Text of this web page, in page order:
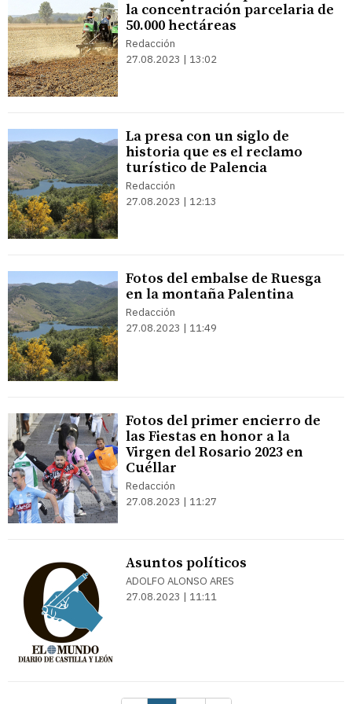
la concentración parcelaria de
50.000 hectáreas
Redacción
27.08.2023 | 13:02
La presa con un siglo de
historia que es el reclamo
turístico de Palencia
Redacción
27.08.2023 | 12:13
Fotos del embalse de Ruesga
en la montaña Palentina
Redacción
27.08.2023 | 11:49
Fotos del primer encierro de
las Fiestas en honor a la
Virgen del Rosario 2023 en
Cuéllar
Redacción
27.08.2023 | 11:27
Asuntos políticos
ADOLFO ALONSO ARES
27.08.2023 | 11:11